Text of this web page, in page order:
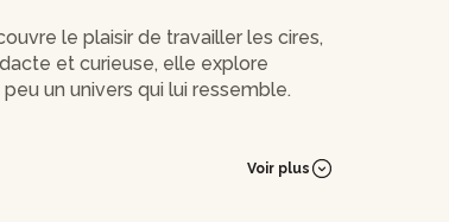
le plaisir de travailler les cires,
et curieuse, elle explore
un univers qui lui ressemble.
son atelier : bougies gourmandes
Voir plus